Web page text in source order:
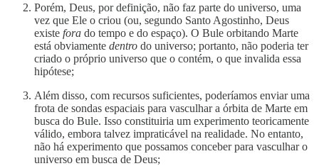
Porém, Deus, por definição, não faz parte do universo, uma
vez que Ele o criou (ou, segundo Santo Agostinho, Deus
existe fora do tempo e do espaço). O Bule orbitando Marte
está obviamente dentro do universo; portanto, não poderia ter
criado o próprio universo que o contém, o que invalida essa
hipótese;
Além disso, com recursos suficientes, poderíamos enviar uma
frota de sondas espaciais para vasculhar a órbita de Marte em
busca do Bule. Isso constituiria um experimento teoricamente
válido, embora talvez impraticável na realidade. No entanto,
não há experimento que possamos conceber para vasculhar o
universo em busca de Deus;